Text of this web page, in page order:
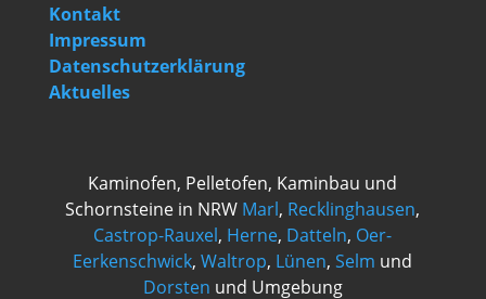
Kontakt
Impressum
Datenschutzerklärung
Aktuelles
Kaminofen, Pelletofen, Kaminbau und
Schornsteine in NRW Marl, Recklinghausen,
Castrop-Rauxel, Herne, Datteln, Oer-
Eerkenschwick,Waltrop, Lünen,Selm und
Dorsten und Umgebung